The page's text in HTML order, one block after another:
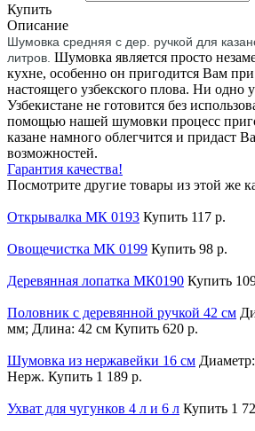
Купить
Описание
Шумовка средняя с дер. ручкой для
литров. Шумовка является просто
кухне, особенно он пригодится Вам
настоящего узбекского плова. Ни одно
Узбекистане не готовится без
помощью нашей шумовки процесс
казане намного облегчится и придаст
возможностей.
Гарантия качества!
Посмотрите другие товары из этой же
Открывалка МК 0193 Купить 117 р.
Овощечистка МК 0199 Купить 98 р.
Деревянная лопатка МК0190 Купить
Половник c деревянной ручкой 42 см
мм; Длина: 42 см Купить 620 р.
Шумовка из нержавейки 16 см
Нерж. Купить 1 189 р.
Ухват для чугунков 4 л и 6 л Купить 1